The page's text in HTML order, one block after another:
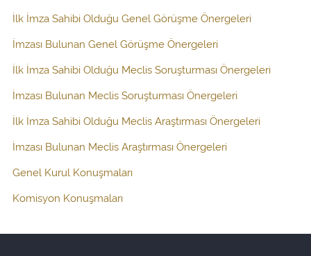
İlk İmza Sahibi Olduğu Genel Görüşme Önergeleri
İmzası Bulunan Genel Görüşme Önergeleri
İlk İmza Sahibi Olduğu Meclis Soruşturması Önergeleri
İmzası Bulunan Meclis Soruşturması Önergeleri
İlk İmza Sahibi Olduğu Meclis Araştırması Önergeleri
İmzası Bulunan Meclis Araştırması Önergeleri
Genel Kurul Konuşmaları
Komisyon Konuşmaları